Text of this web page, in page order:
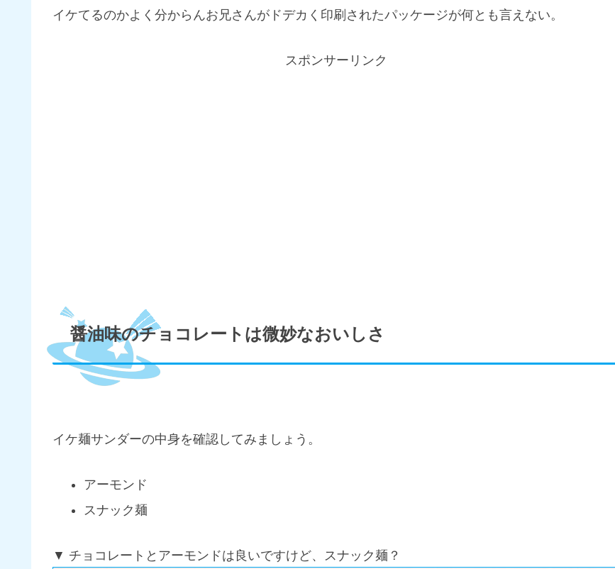
イケてるのかよく分からんお兄さんがドデカく印刷されたパッケージが何とも言えない。
スポンサーリンク
醤油味のチョコレートは微妙なおいしさ
イケ麺サンダーの中身を確認してみましょう。
アーモンド
スナック麺
チョコレートとアーモンドは良いですけど、スナック麺？